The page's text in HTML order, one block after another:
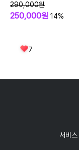
290,000원
250,000원 14%
7
서비